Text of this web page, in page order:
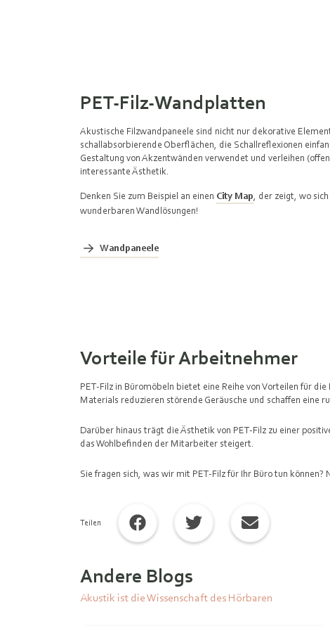
PET-Filz-Wandplatten
Akustische Filzwandpaneele sind nicht nur dekorative
schallabsorbierende Oberflächen, die Schallreflexionen
Gestaltung von Akzentwänden verwendet und verleihen
interessante Ästhetik.
Denken Sie zum Beispiel an einen City Map , der zeigt, wo
wunderbaren Wandlösungen!
Wandpaneele
Vorteile für Arbeitnehmer
PET-Filz in Büromöbeln bietet eine Reihe von Vorteilen für
Materials reduzieren störende Geräusche und schaffen eine
Darüber hinaus trägt die Ästhetik von PET-Filz zu einer
das Wohlbefinden der Mitarbeiter steigert.
Sie fragen sich, was wir mit PET-Filz für Ihr Büro tun können?
Teilen
Andere Blogs
Akustik ist die Wissenschaft des Hörbaren